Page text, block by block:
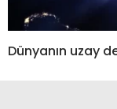
Dünyanın uzay